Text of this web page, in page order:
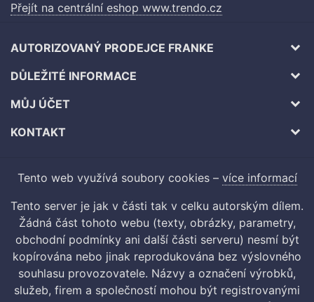
Přejít na centrální eshop www.trendo.cz
AUTORIZOVANÝ PRODEJCE FRANKE
DŮLEŽITÉ INFORMACE
MŮJ ÚČET
KONTAKT
Tento web využívá soubory cookies – více informací
Tento server je jak v části tak v celku autorským dílem.
Žádná část tohoto webu (texty, obrázky, parametry,
obchodní podmínky ani další části serveru) nesmí být
kopírována nebo jinak reprodukována bez výslovného
souhlasu provozovatele. Názvy a označení výrobků,
služeb, firem a společností mohou být registrovanými